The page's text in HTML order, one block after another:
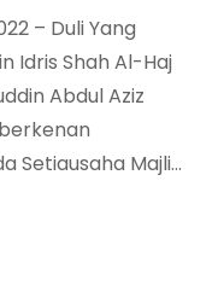
HAKIM
DAN
FATWA
– Duli Yang
Idris Shah Al-Haj
Abdul Aziz
Setiausaha Majlis
Anggota Panel
Syariah, Hakim
Mahkamah